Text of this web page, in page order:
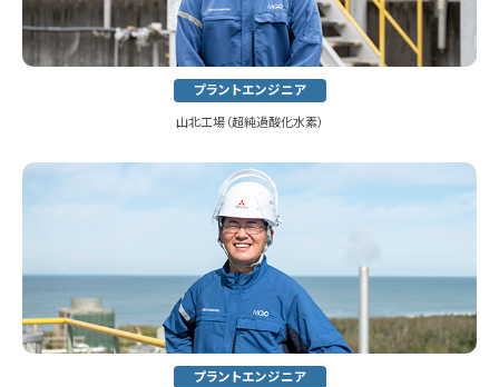
プラントエンジニア
山北工場（超純過酸化水素）
プラントエンジニア